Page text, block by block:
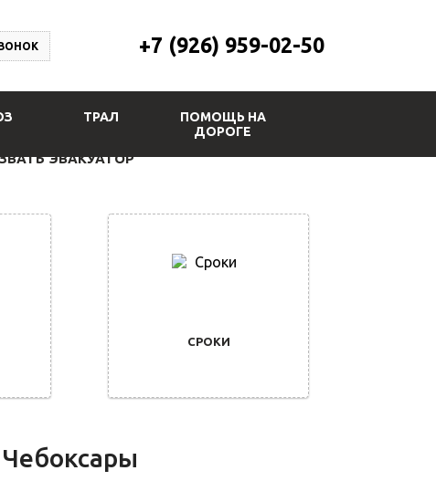
+7 (926) 959-02-50
ТРАЛ
ПОМОЩЬ НА
ДОРОГЕ
ЭВАКУАТОР
СРОКИ